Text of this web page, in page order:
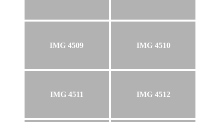
IMG 4509 IMG 4510
IMG 4511 IMG 4512